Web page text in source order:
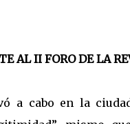
AL II FORO DE LA
a cabo en la